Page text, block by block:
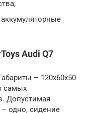
Audi Q7
– 120x60x50
самых
Допустимая
– одно, сидение